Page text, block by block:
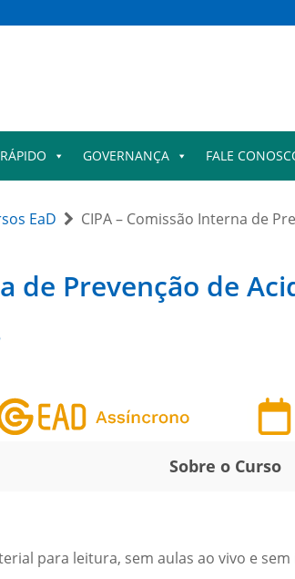
GOVERNANÇA FALE
EaD CIPA – Comissão Interna de
de Prevenção de
Sobre o Curso
para leitura, sem aulas ao vivo e